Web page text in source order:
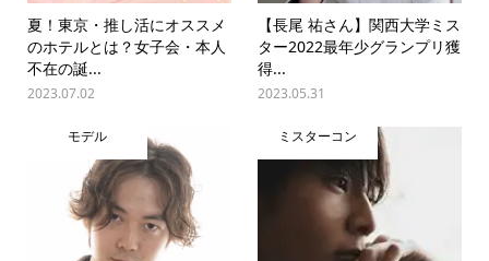
夏！東京・推し活にオススメ
のホテルとは？女子会・本人
不在の誕...
2023.07.02
【長尾 祐さん】関西大学ミス
ター2022最年少グランプリ獲
得...
2023.05.31
モデル ミスターコン